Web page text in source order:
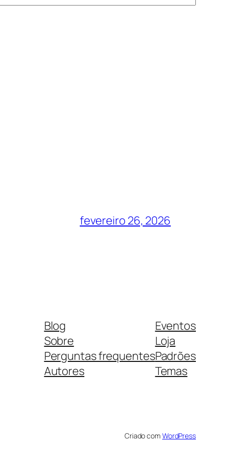
fevereiro 26, 2026
Blog
Sobre
Perguntas frequentes
Autores
Eventos
Loja
Padrões
Temas
Criado com WordPress